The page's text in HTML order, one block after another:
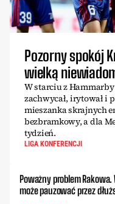
Pozorny spokój
wielką
W starciu z
zachwycał, irytował i
mieszanka skrajnych
bezbramkowy, a dla
tydzień.
LIGA KONFERENCJI
Poważny problem
może pauzować przez